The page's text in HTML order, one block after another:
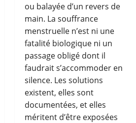
ou balayée d’un revers de
main. La souffrance
menstruelle n’est ni une
fatalité biologique ni un
passage obligé dont il
faudrait s’accommoder en
silence. Les solutions
existent, elles sont
documentées, et elles
méritent d’être exposées